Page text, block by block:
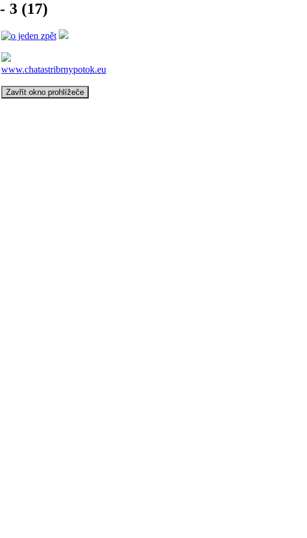
- 3 (17)
www.chatastribrnypotok.eu
Zavřít okno prohlížeče